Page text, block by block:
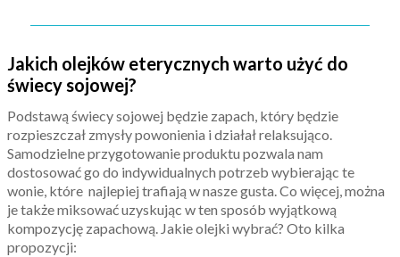
Jakich olejków eterycznych warto użyć do
świecy sojowej?
Podstawą świecy sojowej będzie zapach, który będzie
rozpieszczał zmysły powonienia i działał relaksująco.
Samodzielne przygotowanie produktu pozwala nam
dostosować go do indywidualnych potrzeb wybierając te
wonie, które najlepiej trafiają w nasze gusta. Co więcej, można
je także miksować uzyskując w ten sposób wyjątkową
kompozycję zapachową. Jakie olejki wybrać? Oto kilka
propozycji: